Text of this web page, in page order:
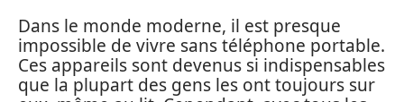
Dans le monde moderne, il est presque
impossible de vivre sans téléphone portable.
Ces appareils sont devenus si indispensables
que la plupart des gens les ont toujours sur